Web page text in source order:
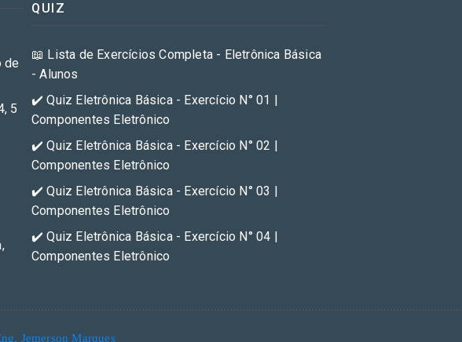
de
5
QUIZ
📖 Lista de Exercícios Completa - Eletrônica Básica
- Alunos
✔️ Quiz Eletrônica Básica - Exercício N° 01 |
Componentes Eletrônico
✔️ Quiz Eletrônica Básica - Exercício N° 02 |
Componentes Eletrônico
✔️ Quiz Eletrônica Básica - Exercício N° 03 |
Componentes Eletrônico
✔️ Quiz Eletrônica Básica - Exercício N° 04 |
Componentes Eletrônico
Jemerson Marques